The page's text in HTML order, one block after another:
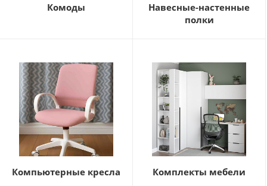
Комоды
Навесные-настенные
полки
Компьютерные кресла Комплекты мебели